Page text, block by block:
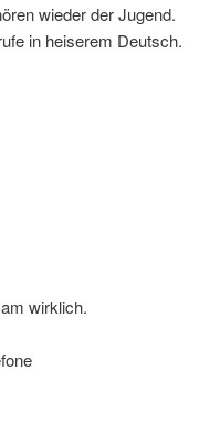
wieder der Jugend.
in heiserem Deutsch.
wirklich.